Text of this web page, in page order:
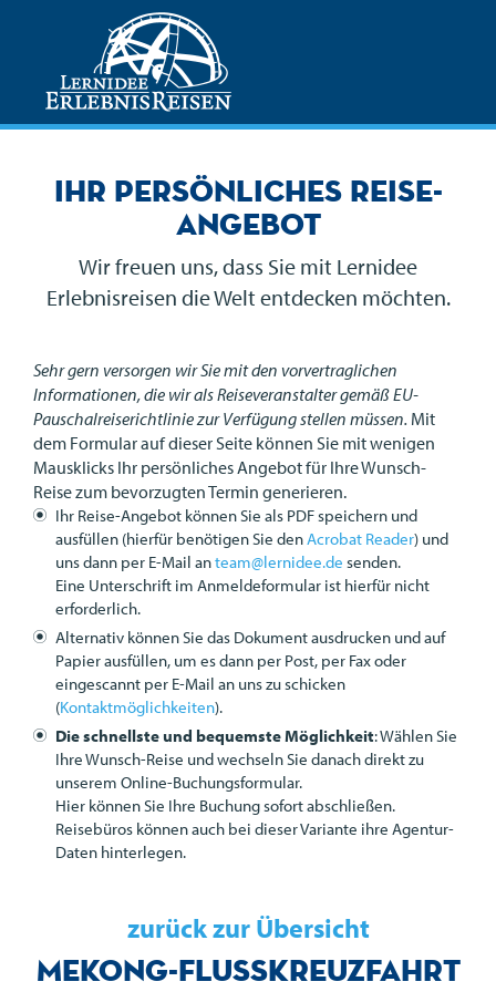
Ihr persönliches Reise-
Angebot
Wir freuen uns, dass Sie mit Lernidee
Erlebnisreisen die Welt entdecken möchten.
Sehr gern versorgen wir Sie mit den vorvertraglichen
Informationen, die wir als Reiseveranstalter gemäß EU-
Pauschalreiserichtlinie zur Verfügung stellen müssen. Mit
dem Formular auf dieser Seite können Sie mit wenigen
Mausklicks Ihr persönliches Angebot für Ihre Wunsch-
Reise zum bevorzugten Termin generieren.
Ihr Reise-Angebot können Sie als PDFspeichern und
ausfüllen (hierfür benötigen Sie denAcrobat Reader) und
uns dann per E-Mail anteam@lernidee.de senden.
Eine Unterschrift im Anmeldeformular ist hierfür nicht
erforderlich.
Alternativ können Sie das Dokument ausdrucken und auf
Papier ausfüllen, um es dann per Post, per Fax oder
eingescannt per E-Mail an uns zu schicken
(Kontaktmöglichkeiten).
Die schnellste und bequemste Möglichkeit: Wählen Sie
Ihre Wunsch-Reise und wechseln Sie danach direkt zu
unserem Online-Buchungsformular.
Hier können Sie Ihre Buchung sofort abschließen.
Reisebüros können auch bei dieser Variante ihre Agentur-
Daten hinterlegen.
zurück zur Übersicht
Mekong-Flusskreuzfahrt